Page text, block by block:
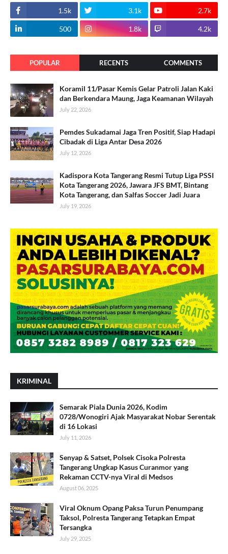
1.5k 3.1k 2.7k
500 1.8k 4.2k
POPULAR RECENTS COMMENTS
Koramil 11/Pasar Kemis Gelar Patroli Jalan Kaki
dan Berkendara Maung, Jaga Keamanan Wilayah
July 22, 2026
Pemdes Sukadamai Jaga Tren Positif, Siap Hadapi
Cibadak di Liga Antar Desa 2026
July 12, 2026
Kadispora Kota Tangerang Resmi Tutup Liga PSSI
Kota Tangerang 2026, Jawara JFS BMT, Bintang
Kota Tangerang, dan Salfas Soccer Jadi Juara
July 19, 2026
KRIMINAL
Semarak Piala Dunia 2026, Kodim
0728/Wonogiri Ajak Masyarakat Nobar Serentak
di 16 Lokasi
July 11, 2026
Senyap & Satset, Polsek Cisoka Polresta
Tangerang Ungkap Kasus Curanmor yang
Rekaman CCTV-nya Viral di Medsos
August 06, 2025
Viral Oknum Opang Paksa Turun Penumpang
Taksol, Polresta Tangerang Tetapkan Empat
Tersangka
July 29, 2025